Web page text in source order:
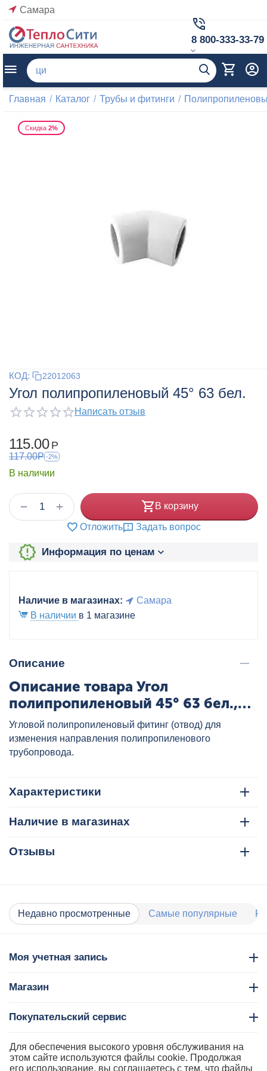
Самара
8 800-333-33-79
Главная / Каталог / Трубы и фитинги /
Скидка 2%
КОД: 22012063
Угол полипропиленовый 45° 63 бел.
Написать отзыв
115.00 Р
117.00Р -2%
В наличии
+
− В корзину
Отложить Задать вопрос
Информация по ценам
Наличие в магазинах:
Самара
В наличии в 1 магазине
Описание
Описание товара Угол
полипропиленовый 45° 63 бел.,
артикул: 22012063
Угловой полипропиленовый фитинг (отвод) для
изменения направления полипропиленового
трубопровода.
Характеристики
Наличие в магазинах
Отзывы
Недавно просмотренные Самые популярные
Моя учетная запись
Магазин
Покупательский сервис
Контакты
Для обеспечения высокого уровня обслуживания на
этом сайте используются файлы cookie. Продолжая
его использование, вы соглашаетесь с тем, что файлы